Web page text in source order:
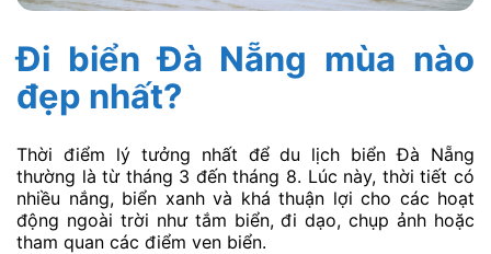
Đi biển Đà Nẵng mùa nào
đẹp nhất?
Thời điểm lý tưởng nhất để du lịch biển Đà Nẵng
thường là từ tháng 3 đến tháng 8. Lúc này, thời tiết có
nhiều nắng, biển xanh và khá thuận lợi cho các hoạt
động ngoài trời như tắm biển, đi dạo, chụp ảnh hoặc
tham quan các điểm ven biển.